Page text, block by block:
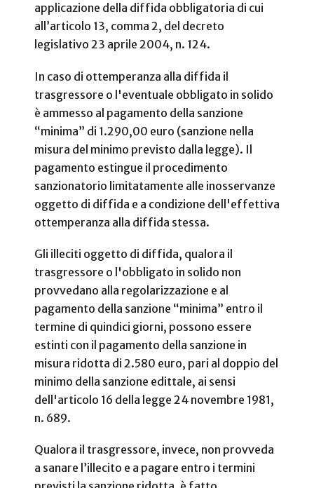
applicazione della diffida obbligatoria di cui
all’articolo 13, comma 2, del decreto
legislativo 23 aprile 2004, n. 124.
In caso di ottemperanza alla diffida il
trasgressore o l'eventuale obbligato in solido
è ammesso al pagamento della sanzione
“minima” di 1.290,00 euro (sanzione nella
misura del minimo previsto dalla legge). Il
pagamento estingue il procedimento
sanzionatorio limitatamente alle inosservanze
oggetto di diffida e a condizione dell'effettiva
ottemperanza alla diffida stessa.
Gli illeciti oggetto di diffida, qualora il
trasgressore o l'obbligato in solido non
provvedano alla regolarizzazione e al
pagamento della sanzione “minima” entro il
termine di quindici giorni, possono essere
estinti con il pagamento della sanzione in
misura ridotta di 2.580 euro, pari al doppio del
minimo della sanzione edittale, ai sensi
dell'articolo 16 della legge 24 novembre 1981,
n. 689.
Qualora il trasgressore, invece, non provveda
a sanare l’illecito e a pagare entro i termini